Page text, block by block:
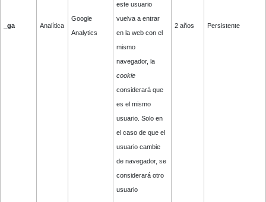
_ga Analítica
Google
Analytics
este usuario
vuelva a entrar
en la web con el
mismo
navegador, la
cookie
considerará que
es el mismo
usuario. Solo en
el caso de que el
usuario cambie
de navegador, se
considerará otro
usuario
2 años Persistente